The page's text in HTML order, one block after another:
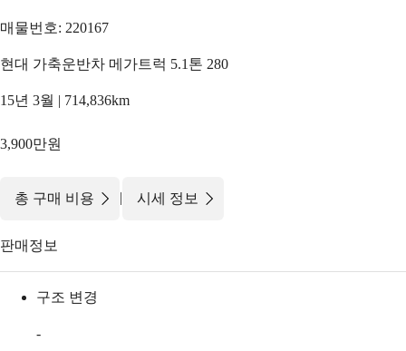
매물번호: 220167
현대 가축운반차 메가트럭 5.1톤 280
15년 3월 | 714,836km
3,900만원
총 구매 비용 | 시세 정보
판매정보
구조 변경
-